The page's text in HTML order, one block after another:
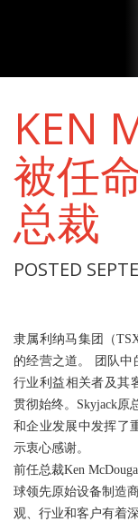
KEN
被任
总裁
POSTED
隶属利纳马集团（
的经营之道。 团队
行业利益相关者及其
贯彻始终。Skyjack原
和企业发展中发挥了
示衷心感谢。
前任总裁Ken
球领先原始设备制造
观、行业和客户有着